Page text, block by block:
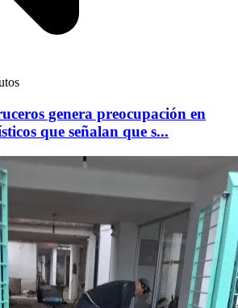
genera preocupación en
que señalan que s...